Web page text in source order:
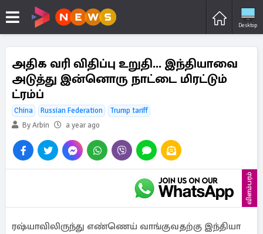
Desktop
அதிக வரி விதிப்பு உறுதி... இந்தியாவை
அடுத்து இன்னொரு நாட்டை மிரட்டும்
ட்ரம்ப்
China Russian Federation
Trump tariff
By Arbin
a year ago
விளம்பரம்
ரஷ்யாவிலிருந்து எண்ணெய் வாங்குவதற்கு இந்தியா